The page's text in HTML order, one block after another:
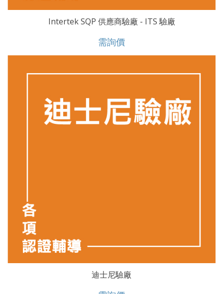
Intertek SQP 供應商驗廠 - ITS 驗廠
需詢價
迪士尼驗廠